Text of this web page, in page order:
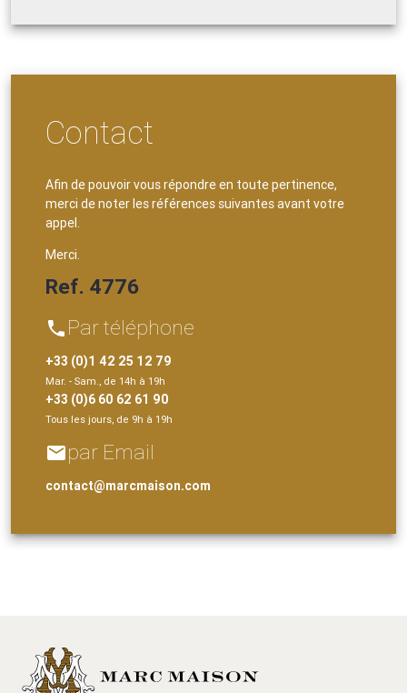
Contact
Afin de pouvoir vous répondre en toute pertinence,
merci de noter les références suivantes avant votre
appel.
Merci.
Ref. 4776
phone Par téléphone
+33 (0)1 42 25 12 79
Mar. - Sam., de 14h à 19h
+33 (0)6 60 62 61 90
Tous les jours, de 9h à 19h
emailpar Email
contact@marcmaison.com